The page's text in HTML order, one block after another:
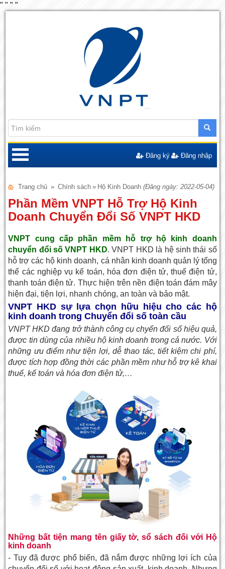
" " " "
Đăng ký Đăng nhập
Trang chủ » Chính sách » Hộ Kinh Doanh (Đăng ngày: 2022-05-04)
Phần Mềm VNPT Hỗ Trợ Hộ Kinh
Doanh Chuyển Đổi Số VNPT HKD
VNPT cung cấp phần mềm hỗ trợ hộ kinh doanh
chuyển đổi số VNPT HKD. VNPT HKD là hệ sinh thái số
hỗ trợ các hộ kinh doanh, cá nhân kinh doanh quản lý tổng
thể các nghiệp vụ kế toán, hóa đơn điện tử, thuế điện tử,
thanh toán điện tử. Thực hiện trên nền điện toán đám mây
hiện đại, tiện lợi, nhanh chóng, an toàn và bảo mật.
VNPT HKD sự lựa chọn hữu hiệu cho các hộ
kinh doanh trong Chuyển đổi số toàn cầu
VNPT HKD đang trở thành công cụ chyển đổi số hiệu quả,
được tin dùng của nhiều hộ kinh doanh trong cả nước. Với
những ưu điểm như tiện lợi, dễ thao tác, tiết kiệm chi phí,
được tích hợp đồng thời các phần mềm như hỗ trợ kê khai
thuế, kế toán và hóa đơn điện tử,…
Những bất tiện mang tên giấy tờ, sổ sách đối với Hộ
kinh doanh
- Tuy đã được phổ biến, đã nắm được những lợi ích của